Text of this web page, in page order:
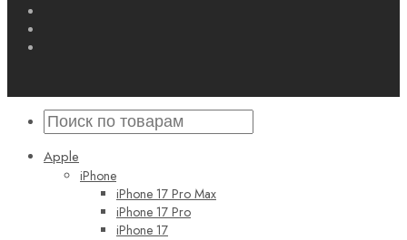
Apple
iPhone
iPhone 17 Pro Max
iPhone 17 Pro
iPhone 17